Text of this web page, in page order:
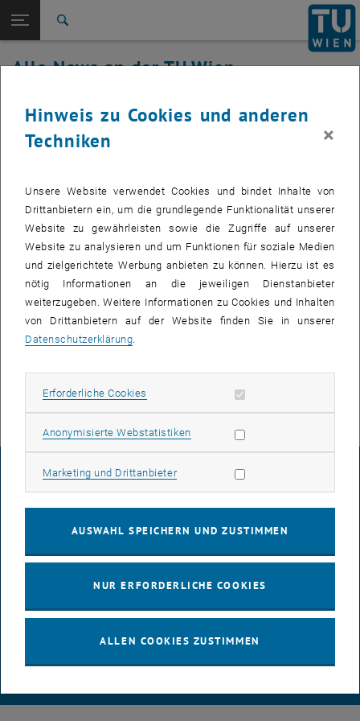
TU Login
Quicklinks
Quicklinks-Menü umschalten
Studium
International
Zur 1. Menü Ebene
Alle News
Zurück: Subseiten von TU Wien Startseite auflisten
Zurück zur letzten Ebene:
TU Wien Startseite
Alle News an der TU Wien
04. August 2025
Inbetriebnahme von TUidentity wurde
Die Inbetriebnahme vonTUidentity wurde heute,4. August 2025,
planmäßig gestartet.
Fürheute undmorgensindkeine Systemunterbrechungenzu
erwarten.
Wir halten Sie ab soforttäglich über den Fortschritt der
Umstellunghier auf der Webseite,
IMPRESSUM
BARRIEREFREIHEITSERKLÄRUNG
DATENSCHUTZERKLÄRUNG (PDF)
COOKIEEINSTELLUNGEN
Hinweis zu Cookies und anderen
Techniken
×
Unsere Website verwendet Cookies und bindet Inhalte von
Drittanbietern ein, um die grundlegende Funktionalität unserer
Website zu gewährleisten sowie die Zugriffe auf unserer
Website zu analysieren und um Funktionen für soziale Medien
und zielgerichtete Werbung anbieten zu können. Hierzu ist es
nötig Informationen an die jeweiligen Dienstanbieter
weiterzugeben. Weitere Informationen zu Cookies und Inhalten
von Drittanbietern auf der Website finden Sie in unserer
Datenschutzerklärung.
Erforderliche Cookies Erforderliche Cookies zulassen
Anonymisierte WebstatistikenStatistik Cookies zulassen
Marketing und DrittanbieterMarketing Cookies zulassen
AUSWAHL SPEICHERN UND ZUSTIMMEN
NUR ERFORDERLICHE COOKIES
ALLEN COOKIES ZUSTIMMEN